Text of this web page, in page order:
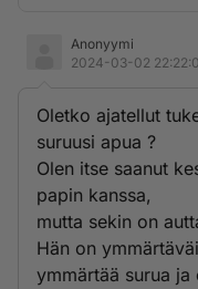
Anonyymi
2024-03-02
Oletko ajatellut
suruusi apua ?
Olen itse saanut
papin kanssa,
mutta sekin on
Hän on
ymmärtää surua ja